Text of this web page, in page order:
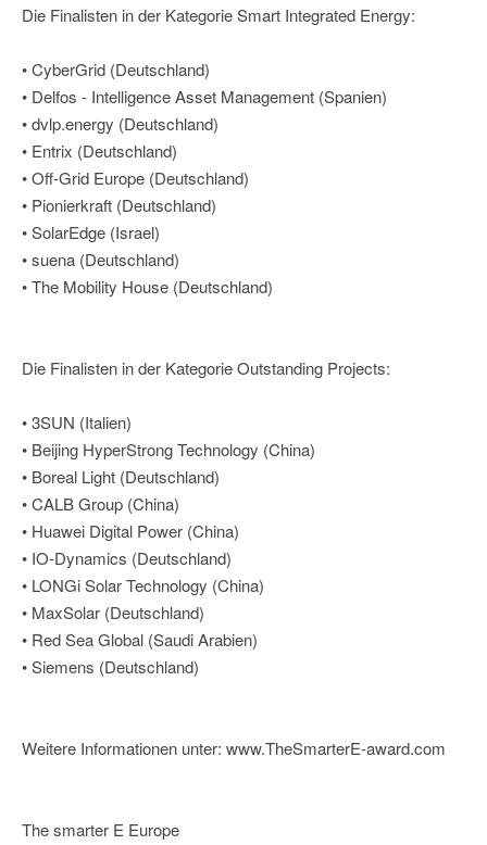
Die Finalisten in der Kategorie Smart Integrated Energy:
• CyberGrid (Deutschland)
• Delfos - Intelligence Asset Management (Spanien)
• dvlp.energy (Deutschland)
• Entrix (Deutschland)
• Off-Grid Europe (Deutschland)
• Pionierkraft (Deutschland)
• SolarEdge (Israel)
• suena (Deutschland)
• The Mobility House (Deutschland)
Die Finalisten in der Kategorie Outstanding Projects:
• 3SUN (Italien)
• Beijing HyperStrong Technology (China)
• Boreal Light (Deutschland)
• CALB Group (China)
• Huawei Digital Power (China)
• IO-Dynamics (Deutschland)
• LONGi Solar Technology (China)
• MaxSolar (Deutschland)
• Red Sea Global (Saudi Arabien)
• Siemens (Deutschland)
Weitere Informationen unter: www.TheSmarterE-award.com
The smarter E Europe